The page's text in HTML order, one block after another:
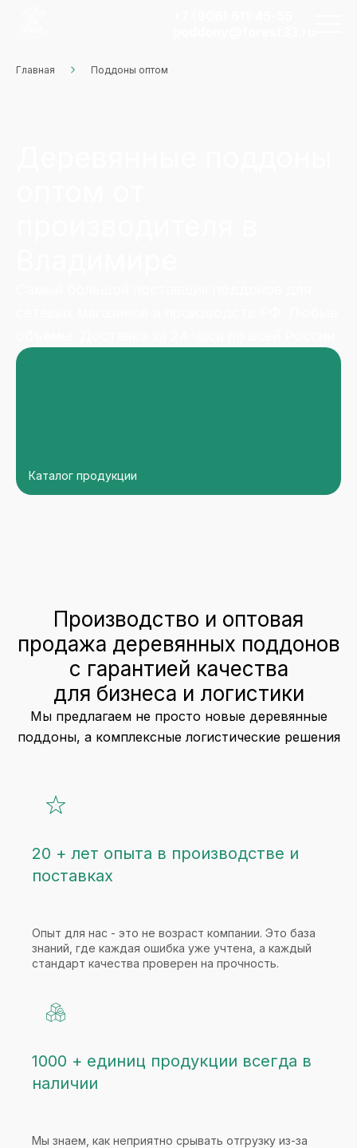
Главная Поддоны оптом
Каталог продукции
Производство и оптовая
продажа деревянных поддонов
с гарантией качества
для бизнеса и логистики
Мы предлагаем не просто новые деревянные
поддоны, а комплексные логистические решения
20 + лет опыта в производстве и
поставках
Опыт для нас - это не возраст компании. Это база
знаний, где каждая ошибка уже учтена, а каждый
стандарт качества проверен на прочность.
1000 + единиц продукции всегда в
наличии
Мы знаем, как неприятно срывать отгрузку из-за